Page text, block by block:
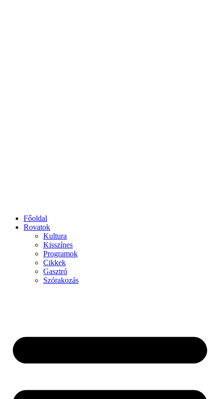
Főoldal
Rovatok
Kultura
Kisszínes
Programok
Cikkek
Gasztró
Szórakozás